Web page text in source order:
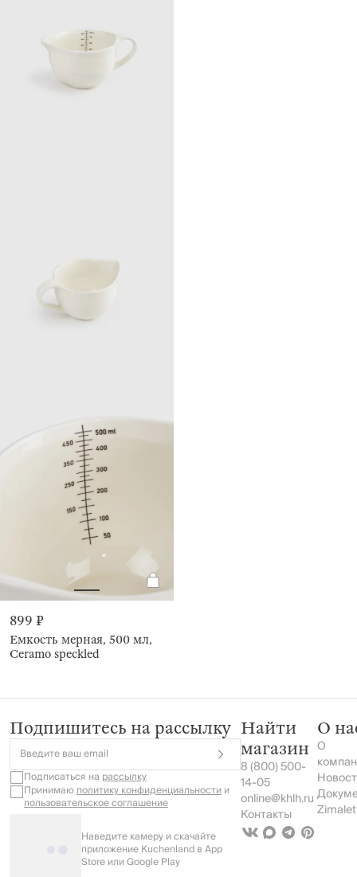
899 ₽
Емкость мерная, 500 мл,
Ceramo speckled
Подпишитесь на рассылку
Введите ваш email
Подписаться на рассылку
Принимаюполитику конфиденциальностии
пользовательское соглашение
Наведите камеру и скачайте
приложение Kuchenland в App
Store или Google Play
Найти
магазин
8 (800) 500-
14-05
online@khlh.ru
Контакты
О
О